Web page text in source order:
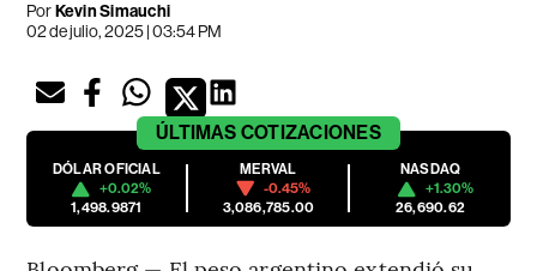
PorKevin Simauchi
02 de julio, 2025 | 03:54 PM
ÚLTIMAS COTIZACIONES
DÓLAR OFICIAL
+0.02%
1,498.9871
MERVAL
-0.45%
3,086,785.00
NASDAQ
+1.30%
26,690.62